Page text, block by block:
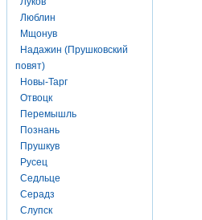
Люблин
Мщонув
Надажин (Прушковский
повят)
Новы-Тарг
Отвоцк
Перемышль
Познань
Прушкув
Русец
Седльце
Серадз
Слупск